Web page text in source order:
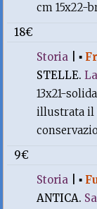
cm 15x22-
18€
Storia |▪
STELLE.
13x21-
illustrata il
9€
Storia |▪
ANTICA.